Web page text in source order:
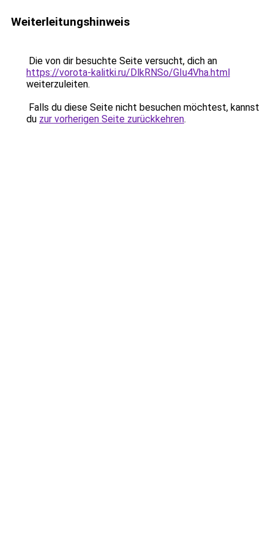
Weiterleitungshinweis
Die von dir besuchte Seite versucht, dich an
https://vorota-kalitki.ru/DlkRNSo/GIu4Vha.html
weiterzuleiten.
Falls du diese Seite nicht besuchen möchtest, kannst
du zur vorherigen Seite zurückkehren.